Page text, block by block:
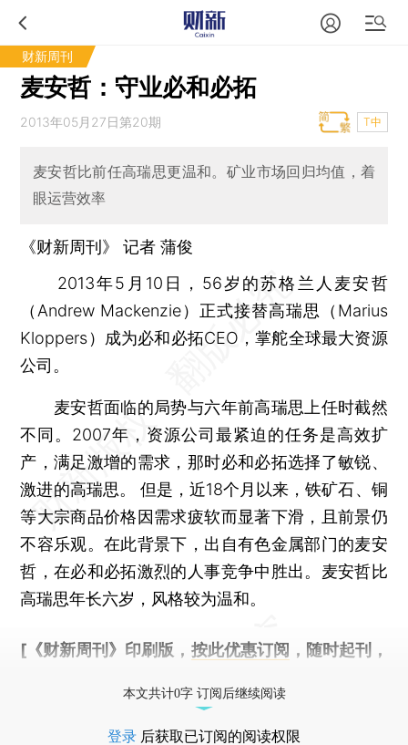
财新周刊
麦安哲：守业必和必拓
2013年05月27日第20期 T中
麦安哲比前任高瑞思更温和。矿业市场回归均值，着
眼运营效率
《财新周刊》 记者 蒲俊
2013年5月10日，56岁的苏格兰人麦安哲
（Andrew Mackenzie）正式接替高瑞思（Marius
Kloppers）成为必和必拓CEO，掌舵全球最大资源
公司。
麦安哲面临的局势与六年前高瑞思上任时截然
不同。2007年，资源公司最紧迫的任务是高效扩
产，满足激增的需求，那时必和必拓选择了敏锐、
激进的高瑞思。 但是，近18个月以来，铁矿石、铜
等大宗商品价格因需求疲软而显著下滑，且前景仍
不容乐观。在此背景下，出自有色金属部门的麦安
哲，在必和必拓激烈的人事竞争中胜出。麦安哲比
高瑞思年长六岁，风格较为温和。
[《财新周刊》印刷版， 按此优惠订阅 ，随时起刊，
本文共计0字 订阅后继续阅读
登录 后获取已订阅的阅读权限